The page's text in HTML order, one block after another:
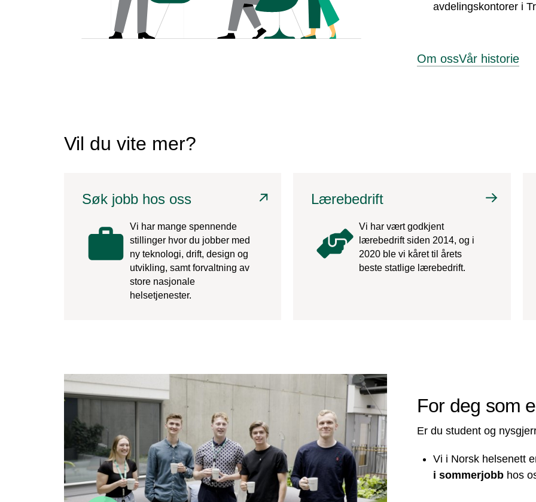
avdelingskontorer i
Om ossVår historie
Vil du vite mer?
Søk jobb hos oss
Vi har mange spennende
stillinger hvor du jobber med
ny teknologi, drift, design og
utvikling, samt forvaltning av
store nasjonale
helsetjenester.
Lærebedrift
Vi har vært godkjent
lærebedrift siden 2014, og i
2020 ble vi kåret til årets
beste statlige lærebedrift.
For deg som
Er du student og
Vi i Norsk helsenett
i sommerjobbhos